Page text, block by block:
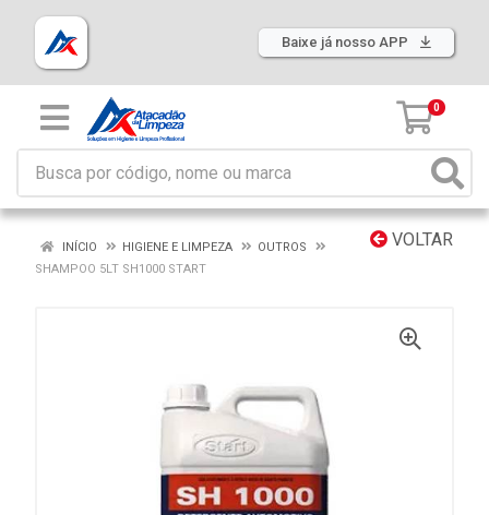
Baixe já nosso APP
0
VOLTAR
INÍCIO HIGIENE E LIMPEZA
OUTROS
SHAMPOO 5LT SH1000 START